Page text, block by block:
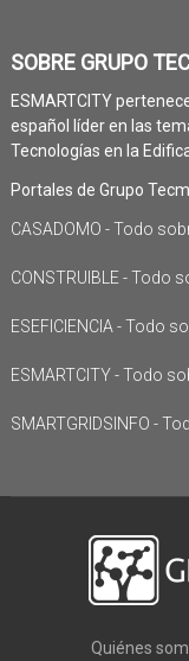
SOBRE GRUPO
ESMARTCITY
español líder en las
Tecnologías en la
Portales de Grupo
CASADOMO - Todo
CONSTRUIBLE - Todo
ESEFICIENCIA - Todo
ESMARTCITY - Todo
SMARTGRIDSINFO -
Quiénes